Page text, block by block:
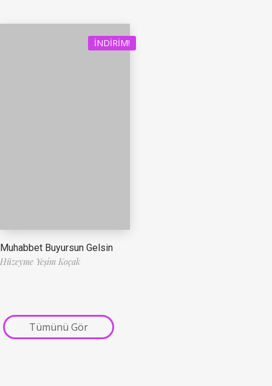
İNDIRIM!
Muhabbet Buyursun Gelsin
Hüzeyme Yeşim Koçak
Tümünü Gör